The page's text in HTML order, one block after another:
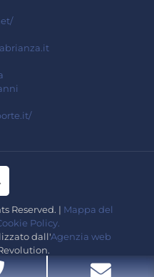
Reserved. | Mappa del
Policy.
dall'Agenzia web